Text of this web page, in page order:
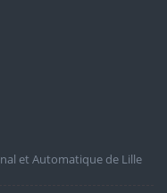
et Automatique de Lille